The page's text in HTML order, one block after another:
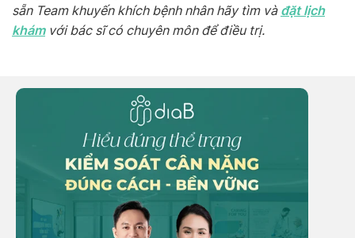
sẵn Team khuyến khích bệnh nhân hãy tìm và đặt lịch
khámvới bác sĩ có chuyên môn để điều trị.